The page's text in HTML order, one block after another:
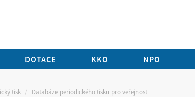
DOTACE KKO NPO
tisk Databáze periodického tisku pro veřejnost